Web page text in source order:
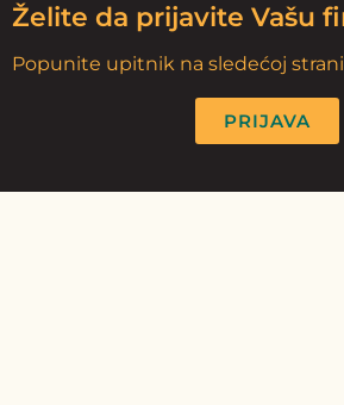
Želite da prijavite Vašu
Popunite upitnik na sledećoj strani
PRIJAVA